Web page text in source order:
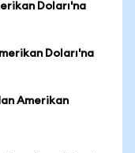
Doları'na
Doları'na
Amerikan